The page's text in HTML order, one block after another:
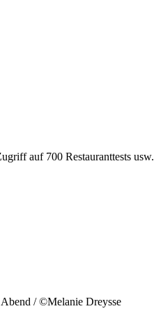
auf 700 Restauranttests usw.